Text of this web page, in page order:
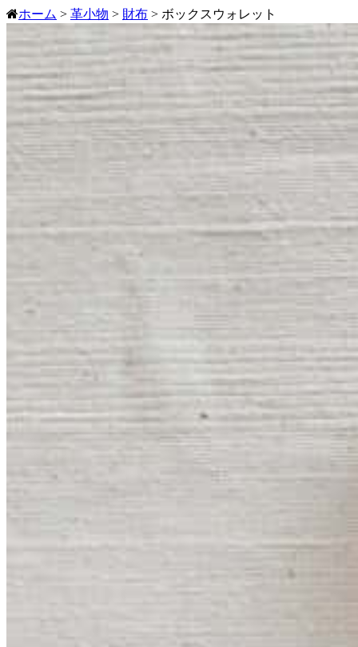
ホーム > 革小物 > 財布 > ボックスウォレット